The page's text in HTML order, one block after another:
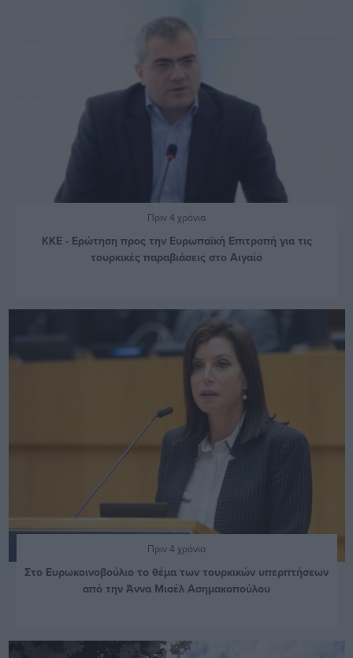
Πριν 4 χρόνια
ΚΚΕ - Ερώτηση προς την Ευρωπαϊκή Επιτροπή για τις
τουρκικές παραβιάσεις στο Αιγαίο
Πριν 4 χρόνια
Στο Ευρωκοινοβούλιο το θέμα των τουρκικών υπερπτήσεων
από την Άννα Μισέλ Ασημακοπούλου